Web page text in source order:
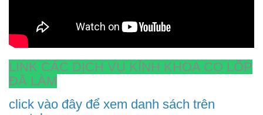
LINK CÁC DỊCH VỤ KÍNH KHOA CỌ LỐP
ĐÃ LÀM
click vào đây để xem danh sách trên